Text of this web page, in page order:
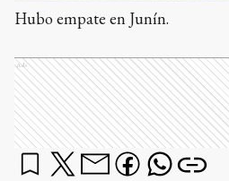
Hubo empate en Junín.
Ads